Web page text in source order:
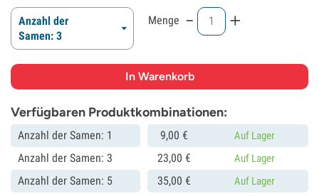
Anzahl der
Samen: 3
Menge - +
Verfügbaren Produktkombinationen:
Anzahl der Samen: 1 9,00 € Auf Lager
Anzahl der Samen: 3 23,00 € Auf Lager
Anzahl der Samen: 5 35,00 € Auf Lager